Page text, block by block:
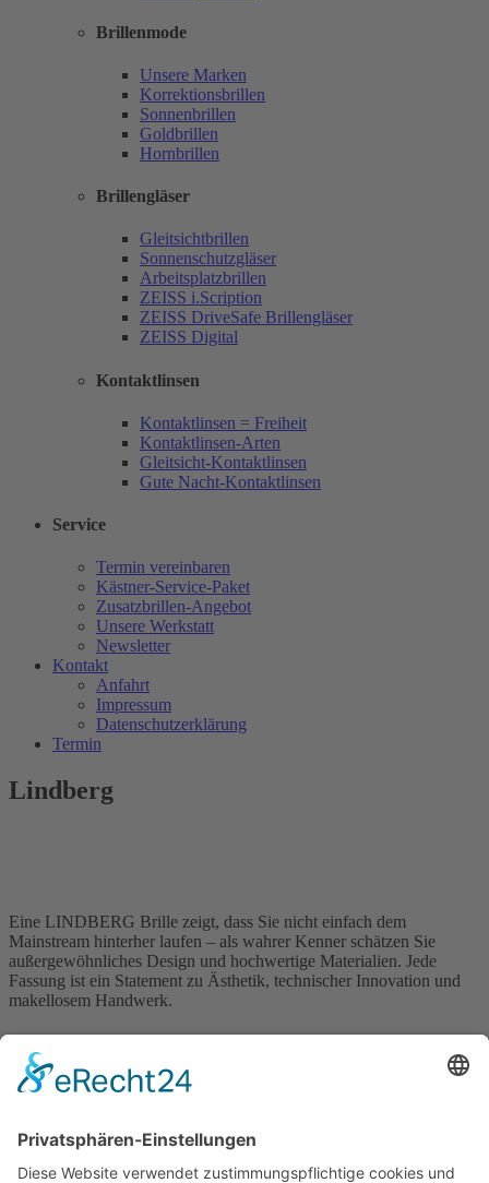
Brillenmode
Unsere Marken
Korrektionsbrillen
Sonnenbrillen
Goldbrillen
Hornbrillen
Brillengläser
Gleitsichtbrillen
Sonnenschutzgläser
Arbeitsplatzbrillen
ZEISS i.Scription
ZEISS DriveSafe Brillengläser
ZEISS Digital
Kontaktlinsen
Kontaktlinsen = Freiheit
Kontaktlinsen-Arten
Gleitsicht-Kontaktlinsen
Gute Nacht-Kontaktlinsen
Service
Termin vereinbaren
Kästner-Service-Paket
Zusatzbrillen-Angebot
Unsere Werkstatt
Newsletter
Kontakt
Anfahrt
Impressum
Datenschutzerklärung
Termin
Lindberg
Eine LINDBERG Brille zeigt, dass Sie nicht einfach dem
Mainstream hinterher laufen – als wahrer Kenner schätzen Sie
außergewöhnliches Design und hochwertige Materialien. Jede
Fassung ist ein Statement zu Ästhetik, technischer Innovation und
makellosem Handwerk.
Kontakt
Königstraße 28
70173 Stuttgart